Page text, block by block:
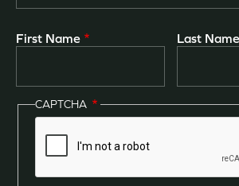
First Name Last Name
CAPTCHA